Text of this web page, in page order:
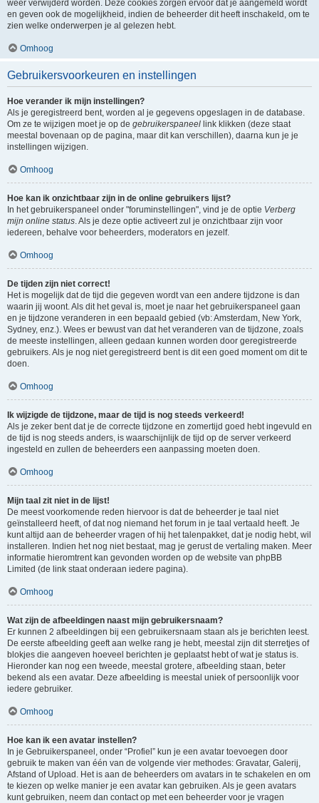
weer verwijderd worden. Deze cookies zorgen ervoor dat je aangemeld wordt
en geven ook de mogelijkheid, indien de beheerder dit heeft inschakeld, om te
zien welke onderwerpen je al gelezen hebt.
Omhoog
Gebruikersvoorkeuren en instellingen
Hoe verander ik mijn instellingen?
Als je geregistreerd bent, worden al je gegevens opgeslagen in de database.
Om ze te wijzigen moet je op de gebruikerspaneel link klikken (deze staat
meestal bovenaan op de pagina, maar dit kan verschillen), daarna kun je je
instellingen wijzigen.
Omhoog
Hoe kan ik onzichtbaar zijn in de online gebruikers lijst?
In het gebruikerspaneel onder "foruminstellingen", vind je de optie Verberg
mijn online status. Als je deze optie activeert zul je onzichtbaar zijn voor
iedereen, behalve voor beheerders, moderators en jezelf.
Omhoog
De tijden zijn niet correct!
Het is mogelijk dat de tijd die gegeven wordt van een andere tijdzone is dan
waarin jij woont. Als dit het geval is, moet je naar het gebruikerspaneel gaan
en je tijdzone veranderen in een bepaald gebied (vb: Amsterdam, New York,
Sydney, enz.). Wees er bewust van dat het veranderen van de tijdzone, zoals
de meeste instellingen, alleen gedaan kunnen worden door geregistreerde
gebruikers. Als je nog niet geregistreerd bent is dit een goed moment om dit te
doen.
Omhoog
Ik wijzigde de tijdzone, maar de tijd is nog steeds verkeerd!
Als je zeker bent dat je de correcte tijdzone en zomertijd goed hebt ingevuld en
de tijd is nog steeds anders, is waarschijnlijk de tijd op de server verkeerd
ingesteld en zullen de beheerders een aanpassing moeten doen.
Omhoog
Mijn taal zit niet in de lijst!
De meest voorkomende reden hiervoor is dat de beheerder je taal niet
geïnstalleerd heeft, of dat nog niemand het forum in je taal vertaald heeft. Je
kunt altijd aan de beheerder vragen of hij het talenpakket, dat je nodig hebt, wil
installeren. Indien het nog niet bestaat, mag je gerust de vertaling maken. Meer
informatie hieromtrent kan gevonden worden op de website van phpBB
Limited (de link staat onderaan iedere pagina).
Omhoog
Wat zijn de afbeeldingen naast mijn gebruikersnaam?
Er kunnen 2 afbeeldingen bij een gebruikersnaam staan als je berichten leest.
De eerste afbeelding geeft aan welke rang je hebt, meestal zijn dit sterretjes of
blokjes die aangeven hoeveel berichten je geplaatst hebt of wat je status is.
Hieronder kan nog een tweede, meestal grotere, afbeelding staan, beter
bekend als een avatar. Deze afbeelding is meestal uniek of persoonlijk voor
iedere gebruiker.
Omhoog
Hoe kan ik een avatar instellen?
In je Gebruikerspaneel, onder “Profiel” kun je een avatar toevoegen door
gebruik te maken van één van de volgende vier methodes: Gravatar, Galerij,
Afstand of Upload. Het is aan de beheerders om avatars in te schakelen en om
te kiezen op welke manier je een avatar kan gebruiken. Als je geen avatars
kunt gebruiken, neem dan contact op met een beheerder voor je vragen